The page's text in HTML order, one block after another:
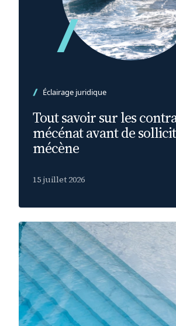
Éclairage juridique
Tout savoir sur les
mécénat avant de
mécène
15 juillet 2026